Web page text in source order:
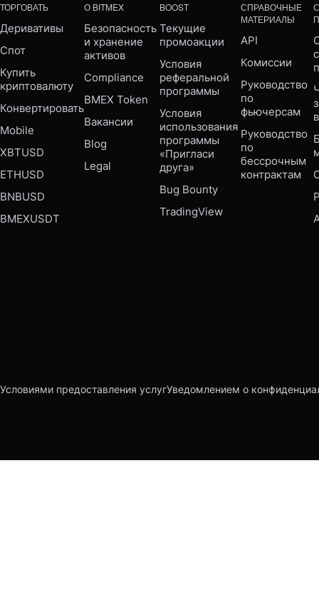
ТОРГОВАТЬ
Деривативы
Спот
Купить
криптовалюту
Конвертировать
Mobile
XBTUSD
ETHUSD
BNBUSD
BMEXUSDT
О BITMEX
Безопасность
и хранение
активов
Compliance
BMEX Token
Вакансии
Blog
Legal
BOOST
Текущие
промоакции
Условия
реферальной
программы
Условия
использования
программы
«Пригласи
друга»
Bug Bounty
TradingView
СПРАВОЧНЫЕ
МАТЕРИАЛЫ
API
Комиссии
Руководство
по
фьючерсам
Руководство
по
бессрочным
контрактам
Условиями предоставления услугУведомлением о